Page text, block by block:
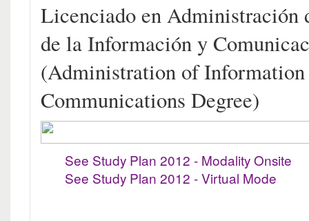
Licenciado en Administración
de la Información y
(Administration of Information
Communications Degree)
See Study Plan 2012 - Modality Onsite
See Study Plan 2012 - Virtual Mode